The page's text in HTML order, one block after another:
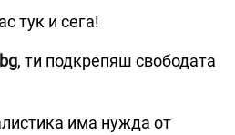
тук и сега!
, ти подкрепяш свободата
има нужда от